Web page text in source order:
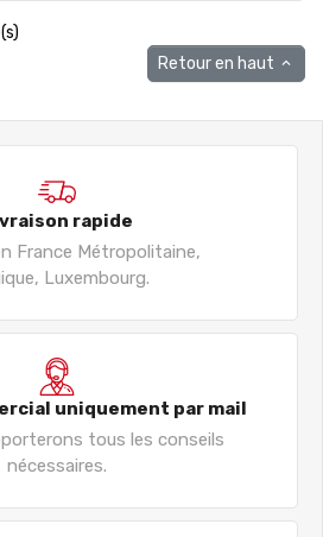
Retour en haut 
rapide
France Métropolitaine,
Luxembourg.
uniquement par mail
tous les conseils
nécessaires.